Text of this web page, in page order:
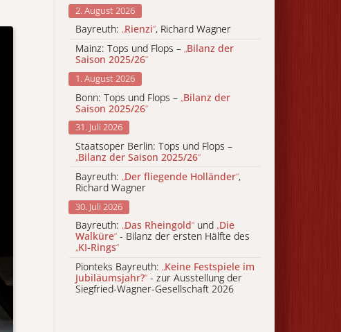
2. August 2026
Bayreuth: „Rienzi“, Richard Wagner
Mainz: Tops und Flops – „Bilanz der
Saison 2025/26“
1. August 2026
Bonn: Tops und Flops – „Bilanz der
Saison 2025/26“
31. Juli 2026
Staatsoper Berlin: Tops und Flops –
„Bilanz der Saison 2025/26“
Bayreuth: „Der fliegende Holländer“,
Richard Wagner
30. Juli 2026
Bayreuth: „Das Rheingold“ und „Die
Walküre“ - Bilanz der ersten Hälfte des
„KI-Rings“
Pionteks Bayreuth: „Keine Festspiele im
Jubiläumsjahr?“ - zur Ausstellung der
Siegfried-Wagner-Gesellschaft 2026